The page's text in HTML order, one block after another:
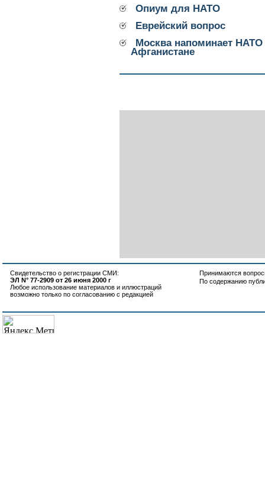
Опиум для НАТО
Еврейский вопрос
Москва напоминает
Афганистане
Свидетельство о регистрации СМИ:
ЭЛ N° 77-2909 от 26 июня 2000 г
Любое использование материалов и иллюстраций
возможно только по согласованию с редакцией
Принимаются
По содержанию